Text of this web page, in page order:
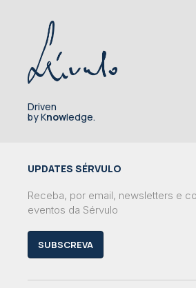
Driven
by Knowledge.
UPDATES SÉRVULO
Receba, por email, newsletters e
eventos da Sérvulo
SUBSCREVA